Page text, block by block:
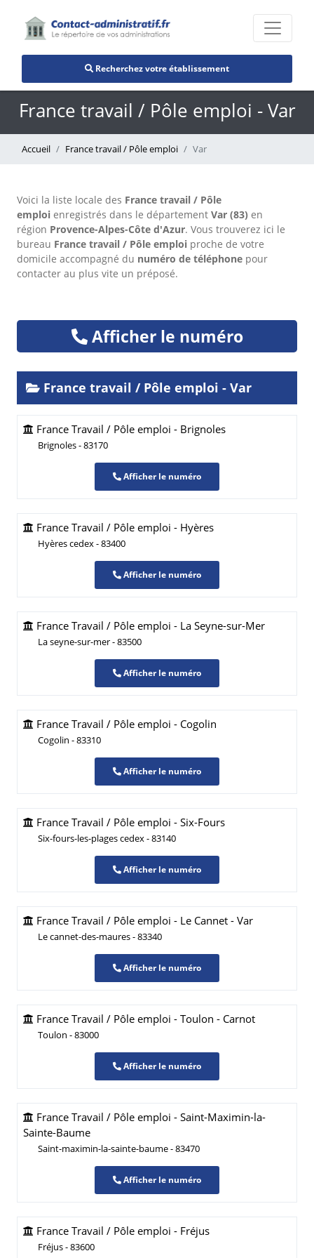
Recherchez votre établissement
France travail / Pôle emploi - Var
Accueil France travail / Pôle emploi Var
Voici la liste locale des France travail / Pôle
emploi enregistrés dans le département Var (83) en
région Provence-Alpes-Côte d'Azur. Vous trouverez ici le
bureau France travail / Pôle emploi proche de votre
domicile accompagné du numéro de téléphone pour
contacter au plus vite un préposé.
Afficher le numéro
France travail / Pôle emploi - Var
France Travail / Pôle emploi - Brignoles
Brignoles - 83170
Afficher le numéro
France Travail / Pôle emploi - Hyères
Hyères cedex - 83400
Afficher le numéro
France Travail / Pôle emploi - La Seyne-sur-Mer
La seyne-sur-mer - 83500
Afficher le numéro
France Travail / Pôle emploi - Cogolin
Cogolin - 83310
Afficher le numéro
France Travail / Pôle emploi - Six-Fours
Six-fours-les-plages cedex - 83140
Afficher le numéro
France Travail / Pôle emploi - Le Cannet - Var
Le cannet-des-maures - 83340
Afficher le numéro
France Travail / Pôle emploi - Toulon - Carnot
Toulon - 83000
Afficher le numéro
France Travail / Pôle emploi - Saint-Maximin-la-
Sainte-Baume
Saint-maximin-la-sainte-baume - 83470
Afficher le numéro
France Travail / Pôle emploi - Fréjus
Fréjus - 83600